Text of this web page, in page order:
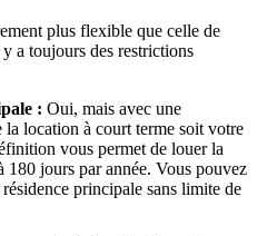
plus flexible que celle de
a toujours des restrictions
: Oui, mais avec une
location à court terme soit votre
vous permet de louer la
180 jours par année. Vous pouvez
principale sans limite de